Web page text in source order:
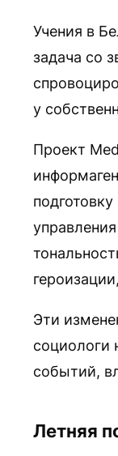
Учения в
задача со
у
Проект
Эти
социологи
событий,
Летняя